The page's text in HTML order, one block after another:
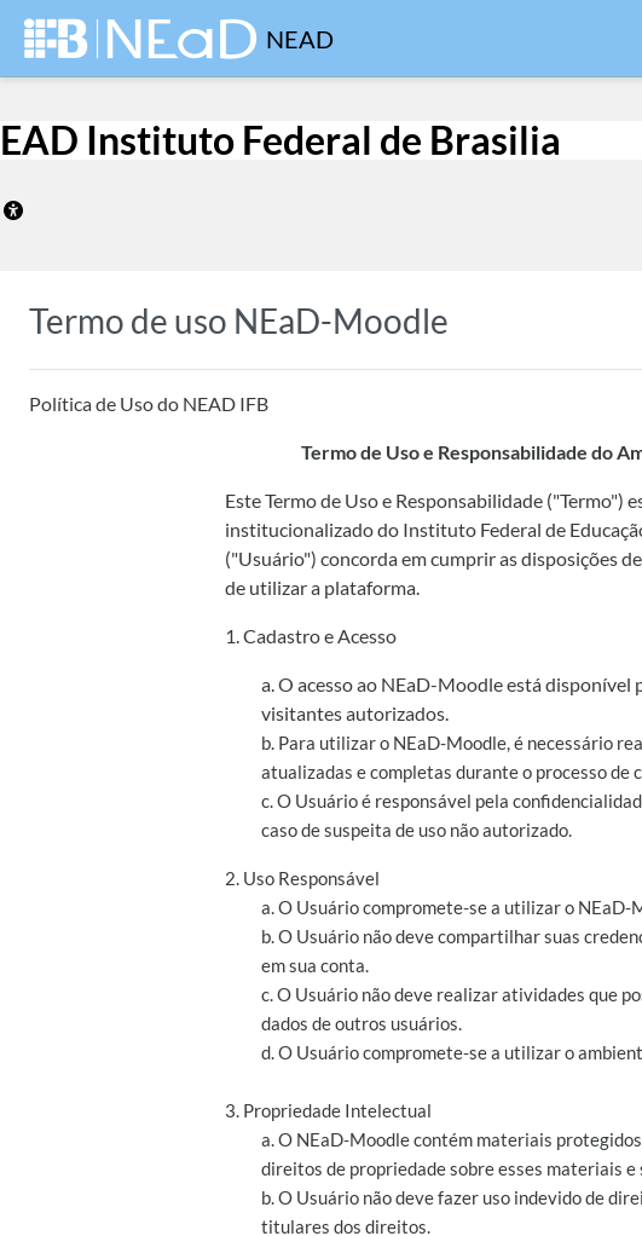
Ir para o conteúdo principal
NEAD
EAD Instituto Federal de Brasilia
Termo de uso NEaD-Moodle
Política de Uso do NEAD IFB
Termo de Uso e Responsabilidade do
Este Termo de Uso e Responsabilidade
institucionalizado do Instituto Federal de
("Usuário") concorda em cumprir as disposições
de utilizar a plataforma.
1. Cadastro e Acesso
a. O acesso ao NEaD-Moodle está
visitantes autorizados.
b. Para utilizar o NEaD-Moodle, é necessário
atualizadas e completas durante o processo de
c. O Usuário é responsável pela
caso de suspeita de uso não autorizado.
2. Uso Responsável
a. O Usuário compromete-se a utilizar o
b. O Usuário não deve compartilhar suas
em sua conta.
c. O Usuário não deve realizar atividades que
dados de outros usuários.
d. O Usuário compromete-se a utilizar o
3. Propriedade Intelectual
a. O NEaD-Moodle contém materiais
direitos de propriedade sobre esses materiais
b. O Usuário não deve fazer uso indevido de
titulares dos direitos.